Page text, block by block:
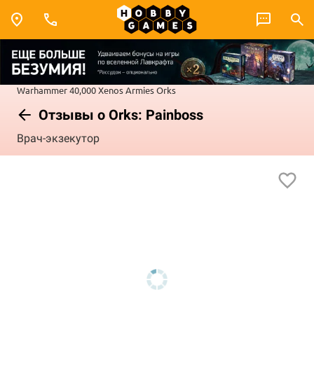
Warhammer 40,000Xenos ArmiesOrks
Отзывы о Orks: Painboss
Врач-экзекутор